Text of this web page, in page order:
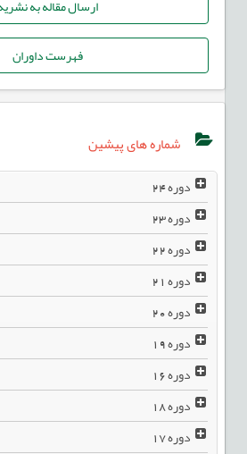
ارسال مقاله به نشریه
فهرست داوران
شماره های پیشین
دوره24
دوره23
دوره22
دوره21
دوره20
دوره19
دوره16
دوره18
دوره17